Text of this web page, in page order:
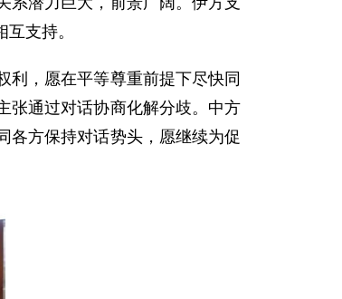
支持。
利，愿在平等尊重前提下尽快同
张通过对话协商化解分歧。中方
各方保持对话势头，愿继续为促